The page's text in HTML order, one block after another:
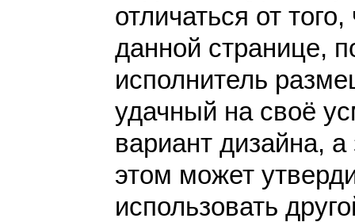
отличаться от
данной странице,
исполнитель
удачный на своё
вариант дизайна, а
этом может
использовать